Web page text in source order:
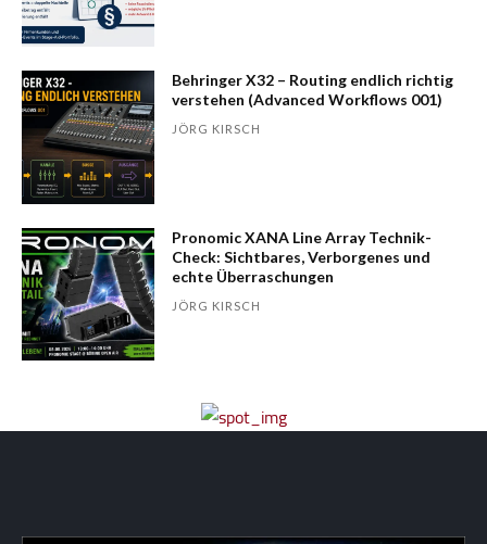
Behringer X32 – Routing endlich richtig
verstehen (Advanced Workflows 001)
JÖRG KIRSCH
Pronomic XANA Line Array Technik-
Check: Sichtbares, Verborgenes und
echte Überraschungen
JÖRG KIRSCH